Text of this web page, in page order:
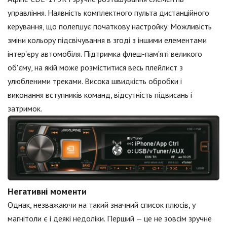
управління. Наявність комплектного пульта дистанційного
керування, що полегшує початкову настройку. Можливість
зміни кольору підсвічування в згоді з іншими елементами
інтер'єру автомобіля. Підтримка флеш-пам'яті великого
об'єму, на якій може розміститися весь плейлист з
улюбленими треками. Висока швидкість обробки і
виконання вступників команд, відсутність підвисань і
затримок.
Негативні моменти
Однак, незважаючи на такий значний список плюсів, у
магнітоли є і деякі недоліки. Перший — це не зовсім зручне